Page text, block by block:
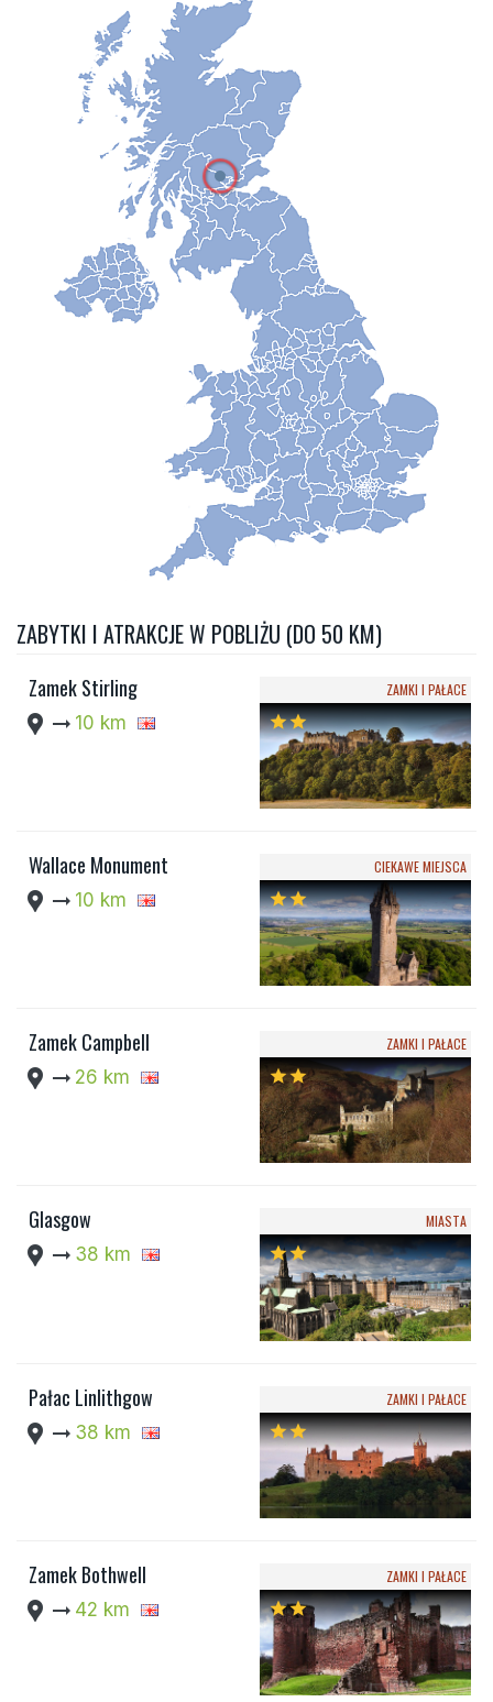
ZABYTKI I ATRAKCJE W POBLIŻU (DO 50 KM)
Zamek Stirling
location_pin arrow_right_alt 10 km
ZAMKI I PAŁACE
starstar
Wallace Monument
location_pin arrow_right_alt 10 km
CIEKAWE MIEJSCA
starstar
Zamek Campbell
location_pin arrow_right_alt 26 km
ZAMKI I PAŁACE
starstar
Glasgow
location_pin arrow_right_alt 38 km
MIASTA
starstar
Pałac Linlithgow
location_pin arrow_right_alt 38 km
ZAMKI I PAŁACE
starstar
Zamek Bothwell
location_pin arrow_right_alt 42 km
ZAMKI I PAŁACE
starstar